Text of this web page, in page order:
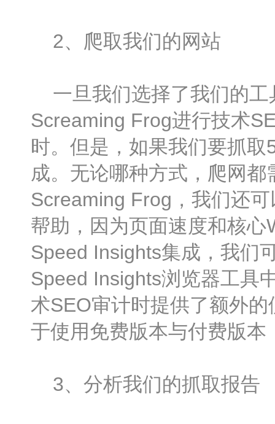
2、爬取我们的网站
一旦我们选择了我们的工
Screaming Frog进行技术
时。但是，如果我们要抓
成。无论哪种方式，爬网
Screaming Frog，我们还
帮助，因为页面速度和核
Speed Insights集成，我们
Speed Insights浏览器工具
术SEO审计时提供了额外
于使用免费版本与付费版
3、分析我们的抓取报告